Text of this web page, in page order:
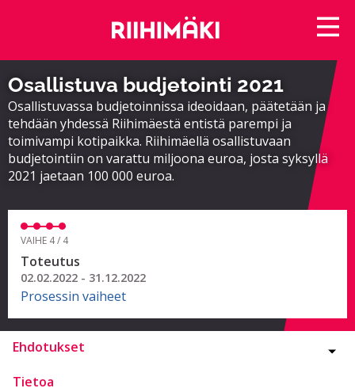
Osallistuva budjetointi 2021
Osallistuvassa budjetoinnissa ideoidaan, päätetään ja
tehdään yhdessä Riihimäestä entistä parempi ja
toimivampi kotipaikka. Riihimäellä osallistuvaan
budjetointiin on varattu miljoona euroa, josta syksyllä
2021 jaetaan 100 000 euroa.
VAIHE 4 / 4
Toteutus
02.02.2022 - 31.12.2022
Prosessin vaiheet
Ehdotukset
Tietoa